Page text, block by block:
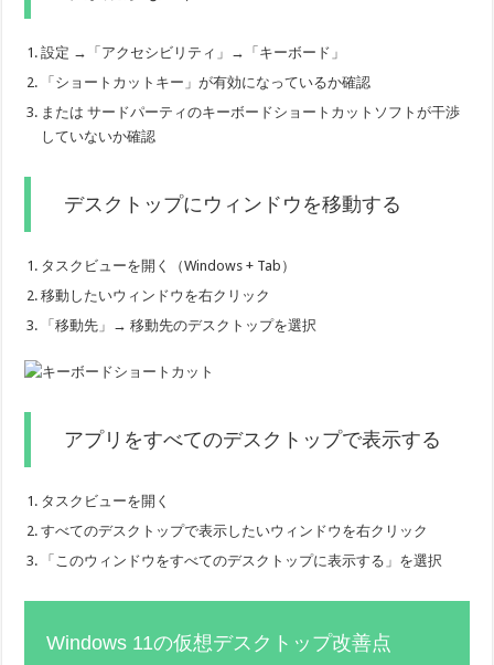
設定 →「アクセシビリティ」→「キーボード」
「ショートカットキー」が有効になっているか確認
または サードパーティのキーボードショートカットソフトが干渉
していないか確認
デスクトップにウィンドウを移動する
タスクビューを開く（Windows + Tab）
移動したいウィンドウを右クリック
「移動先」→ 移動先のデスクトップを選択
アプリをすべてのデスクトップで表示する
タスクビューを開く
すべてのデスクトップで表示したいウィンドウを右クリック
「このウィンドウをすべてのデスクトップに表示する」を選択
Windows 11の仮想デスクトップ改善点